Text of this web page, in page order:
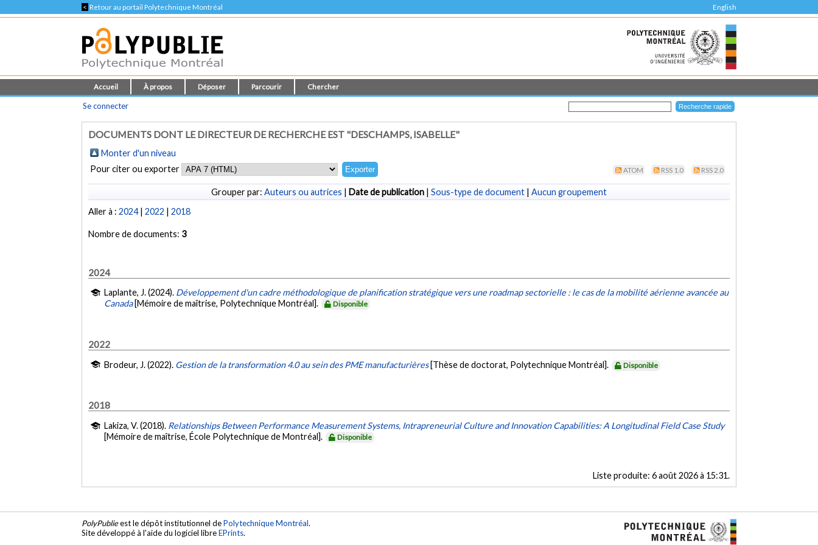
< Retour au portail Polytechnique Montréal English
Accueil À propos Déposer Parcourir Chercher
Se connecter
DOCUMENTS DONT LE DIRECTEUR DE RECHERCHE EST "DESCHAMPS, ISABELLE"
Monter d'un niveau
Pour citer ou exporter
ATOM RSS 1.0 RSS 2.0
Grouper par: Auteurs ou autrices | Date de publication | Sous-type de document | Aucun groupement
Aller à :2024|2022 |2018
Nombre de documents: 3
2024
Laplante, J. (2024). Développement d'un cadre méthodologique de planification stratégique vers une roadmap sectorielle : le cas de la mobilité aérienne avancée au
Canada [Mémoire de maîtrise, Polytechnique Montréal]. Disponible
2022
Brodeur, J. (2022). Gestion de la transformation 4.0 au sein des PME manufacturières [Thèse de doctorat, Polytechnique Montréal]. Disponible
2018
Lakiza, V. (2018). Relationships Between Performance Measurement Systems, Intrapreneurial Culture and Innovation Capabilities: A Longitudinal Field Case Study
[Mémoire de maîtrise, École Polytechnique de Montréal].
Disponible
Liste produite: 6 août 2026 à 15:31.
PolyPublieest le dépôt institutionnel dePolytechnique Montréal.
Site développé à l'aide du logiciel libreEPrints.